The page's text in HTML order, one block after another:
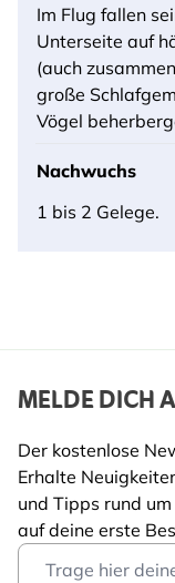
Im Flug fallen
Unterseite auf
(auch
große
Vögel
Nachwuchs
1 bis 2 Gelege.
MELDE DICH
Der kostenlose
Erhalte
und Tipps rund
auf deine erste
Email Address